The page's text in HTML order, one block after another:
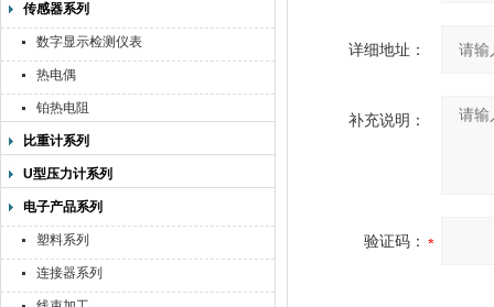
传感器系列
数字显示检测仪表
热电偶
铂热电阻
比重计系列
U型压力计系列
电子产品系列
塑料系列
连接器系列
详细地址：
补充说明：
验证码：